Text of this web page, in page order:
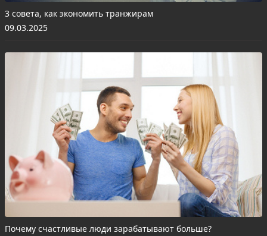
3 совета, как экономить транжирам
09.03.2025
Почему счастливые люди зарабатывают больше?